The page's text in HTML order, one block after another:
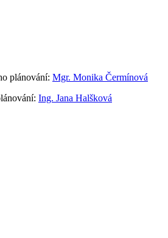
plánování: Mgr. Monika Čermínová
Ing. Jana Halšková